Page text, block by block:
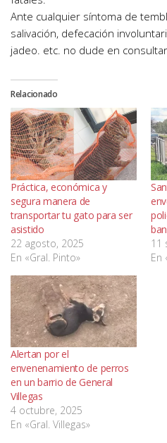
Ante cualquier síntoma de
salivación, defecación
jadeo. etc. no dude en
Relacionado
Práctica, económica y
segura manera de
transportar tu gato para ser
asistido
22 agosto, 2025
En «Gral. Pinto»
11
En
Alertan por el
envenenamiento de perros
en un barrio de General
Villegas
4 octubre, 2025
En «Gral. Villegas»